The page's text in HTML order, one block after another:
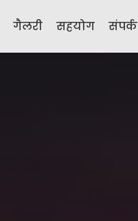
गैलरी सहयोग संपर्क